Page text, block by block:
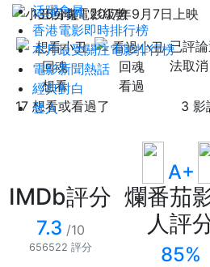
活躍會員
香港電影即時排行榜
本月最受關注電影排行榜
電影新聞熱話
經典對白
登入
135分鐘
2017年9月7日上映
想看 看過
已評
法取消
17 想看或看過了
3 影
A+
IMDb評分
7.3 /10
656522 評分
爛番茄
人評
85%